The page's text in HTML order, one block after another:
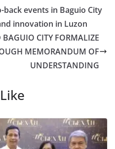
back events in Baguio City
innovation in Luzon
CITY FORMALIZE
MEMORANDUM OF
UNDERSTANDING